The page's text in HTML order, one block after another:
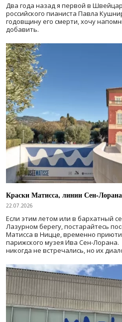
Два года назад я первой в
российского пианиста Павла
годовщину его смерти, хочу
добавить.
Краски Матисса, линии Сен-Лорана
22.07.2026
Если этим летом или в бархатный
Лазурном берегу, постарайтесь
Матисса в Ницце, временно
парижского музея Ива Сен-
никогда не встречались, но их